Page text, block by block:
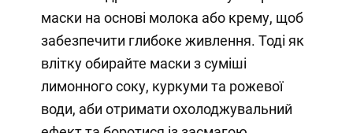
маски на основі молока або крему, щоб
забезпечити глибоке живлення. Тоді як
влітку обирайте маски з суміші
лимонного соку, куркуми та рожевої
води, аби отримати охолоджувальний